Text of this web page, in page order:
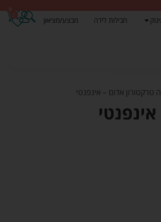
חבילות לידה מבצע/מציאון
0
טרקטורון אדום – אינפנטי